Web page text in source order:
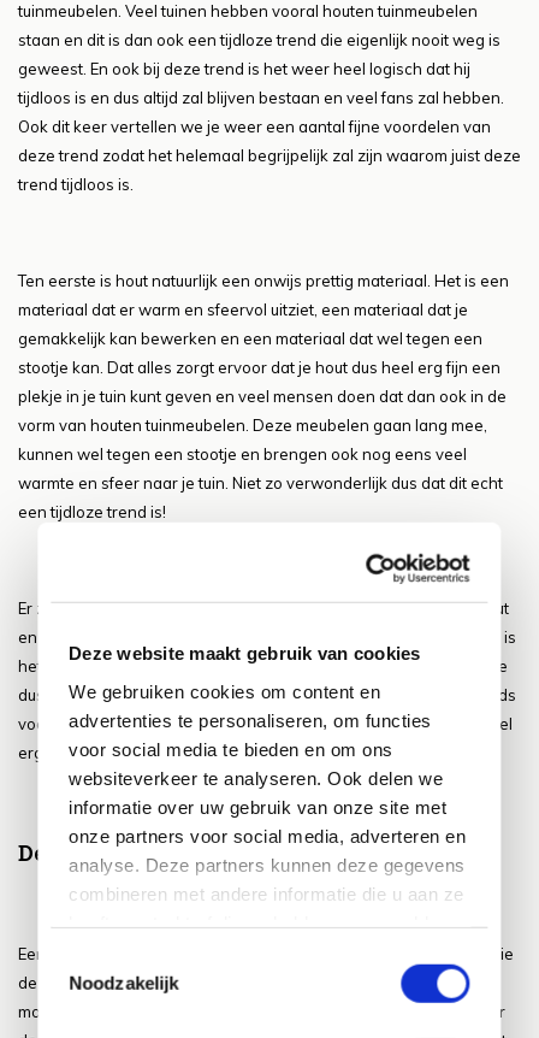
Deze website maakt gebruik van cookies
We gebruiken cookies om content en
advertenties te personaliseren, om functies
voor social media te bieden en om ons
websiteverkeer te analyseren. Ook delen we
informatie over uw gebruik van onze site met
onze partners voor social media, adverteren en
analyse. Deze partners kunnen deze gegevens
combineren met andere informatie die u aan ze
Noodzakelijk
tuinmeubelen. Veel tuinen hebben vooral houten tuinmeubelen
staan en dit is dan ook een tijdloze trend die eigenlijk nooit weg is
geweest. En ook bij deze trend is het weer heel logisch dat hij
tijdloos is en dus altijd zal blijven bestaan en veel fans zal hebben.
Ook dit keer vertellen we je weer een aantal fijne voordelen van
deze trend zodat het helemaal begrijpelijk zal zijn waarom juist deze
trend tijdloos is.
Ten eerste is hout natuurlijk een onwijs prettig materiaal. Het is een
materiaal dat er warm en sfeervol uitziet, een materiaal dat je
gemakkelijk kan bewerken en een materiaal dat wel tegen een
stootje kan. Dat alles zorgt ervoor dat je hout dus heel erg fijn een
plekje in je tuin kunt geven en veel mensen doen dat dan ook in de
vorm van houten tuinmeubelen. Deze meubelen gaan lang mee,
kunnen wel tegen een stootje en brengen ook nog eens veel
warmte en sfeer naar je tuin. Niet zo verwonderlijk dus dat dit echt
een tijdloze trend is!
Er zijn natuurlijk ook nog eens heel veel verschillende soorten hout
en dat maakt deze tuinmeubel trend ook erg veelzijdig. In principe is
het zo dat de trend eigenlijk alle soorten hout wel omvat en dat we
dus al deze verschillende soorten hout vandaag de dag nog steeds
voorbij zien komen in tuinmeubel trends en dat is natuurlijk wel heel
erg leuk!
De moestuin trend
Een andere trend die we nog steeds veel voorbij zien komen en die
de laatste jaren weer enorm in opkomst is dat is natuurlijk de
moestuin trend. Het is een trend die al veel langer bestaat en door